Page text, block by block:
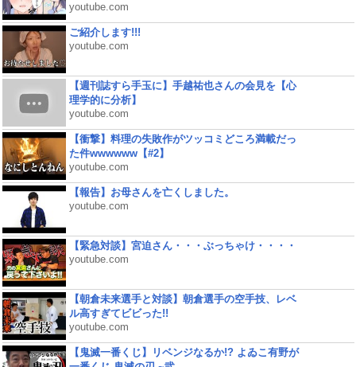
youtube.com
ご紹介します!!!
youtube.com
【週刊誌すら手玉に】手越祐也さんの会見を【心
理学的に分析】
youtube.com
【衝撃】料理の失敗作がツッコミどころ満載だっ
た件wwwwww【#2】
youtube.com
【報告】お母さんを亡くしました。
youtube.com
【緊急対談】宮迫さん・・・ぶっちゃけ・・・・
youtube.com
【朝倉未来選手と対談】朝倉選手の空手技、レベ
ル高すぎてビビった!!
youtube.com
【鬼滅一番くじ】リベンジなるか!? よゐこ有野が